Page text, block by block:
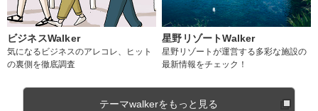
ビジネスWalker
気になるビジネスのアレコレ、ヒット
の裏側を徹底調査
星野リゾートWalker
星野リゾートが運営する多彩な施設の
最新情報をチェック！
テーマwalkerをもっと見る